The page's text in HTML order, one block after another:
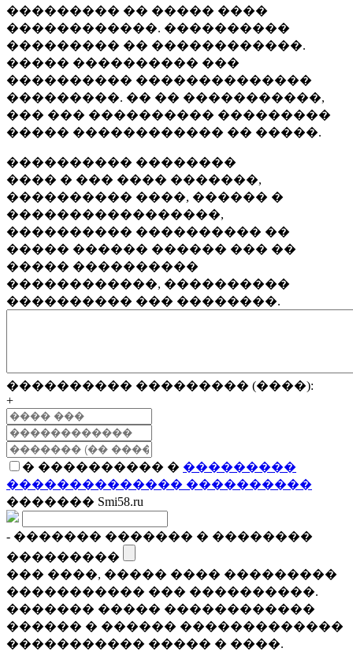
��������� �� ����� ����
������������. ����������
��������� �� ������������.
����� ���������� ���
���������� ��������������
���������. �� �� �����������,
��� ��� ���������� ���������
����� ������������ �� �����.
���������� ��������
���� � ��� ���� �������,
���������� ����, ������ �
�����������������,
���������� ���������� ��
����� ������ ������ ��� ��
����� ����������
������������, ����������
���������� ��� ��������.
���������� ��������� (����):
+
� ���������� � ���������
�������������� ����������
������� Smi58.ru
- ������� ������� � ��������
���������
��� ����, ����� ���� ���������
����������� ��� ����������.
������� ����� ������������
������ � ������ �������������
����������� ����� � ����.